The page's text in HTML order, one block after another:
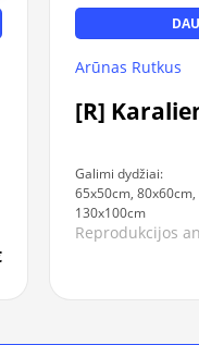
Arūnas Rutkus
[R]
Galimi dydžiai:
65x50cm,
130x100cm
Reprodukcijos